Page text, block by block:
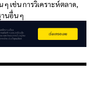
เช่น การวิเคราะห์ตลาด,
นอื่น ๆ